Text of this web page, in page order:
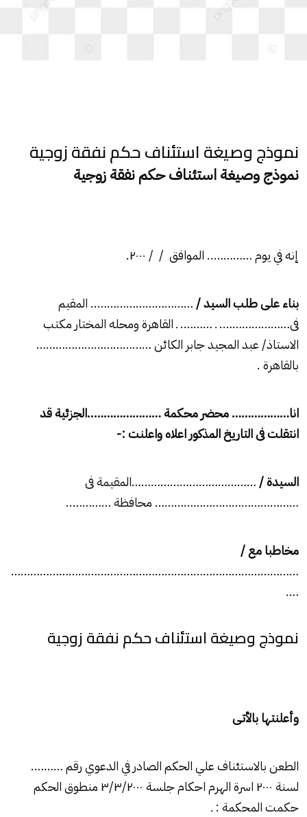
نموذج وصيغة استئناف حكم نفقة زوجية
نموذج وصيغة استئناف حكم نفقة زوجية
إنه في يوم ………….. الموافق / / ۲۰۰۰.
بناء على طلب السيد /………………………….. المقيم
فى…………………. ـ ………. ـ القاهرة ومحله المختار مكتب
الاستاذ/عبد المجيد جابر الكائن ………………………………
بالقاهرة .
انا……………… محضر محكمة …………………..الجزئية قد
انتقلت فى التاريخ المذكور اعلاه واعلنت :-
السيدة /…………………………………المقيمة فى
……………………………………… محافظة …………..
مخاطبا مع /
………………………………………………………………………………
….
نموذج وصيغة استئناف حكم نفقة زوجية
وأعلنتها بالأتـى
الطعن بالاستئناف علي الحكم الصادر في الدعوي رقم ……….
لسنة ۲۰۰۰ اسرة الهرم احكام جلسة ۳/۳/۲۰۰۰ منطوق الحكم
حكمت المحكمة : ـ